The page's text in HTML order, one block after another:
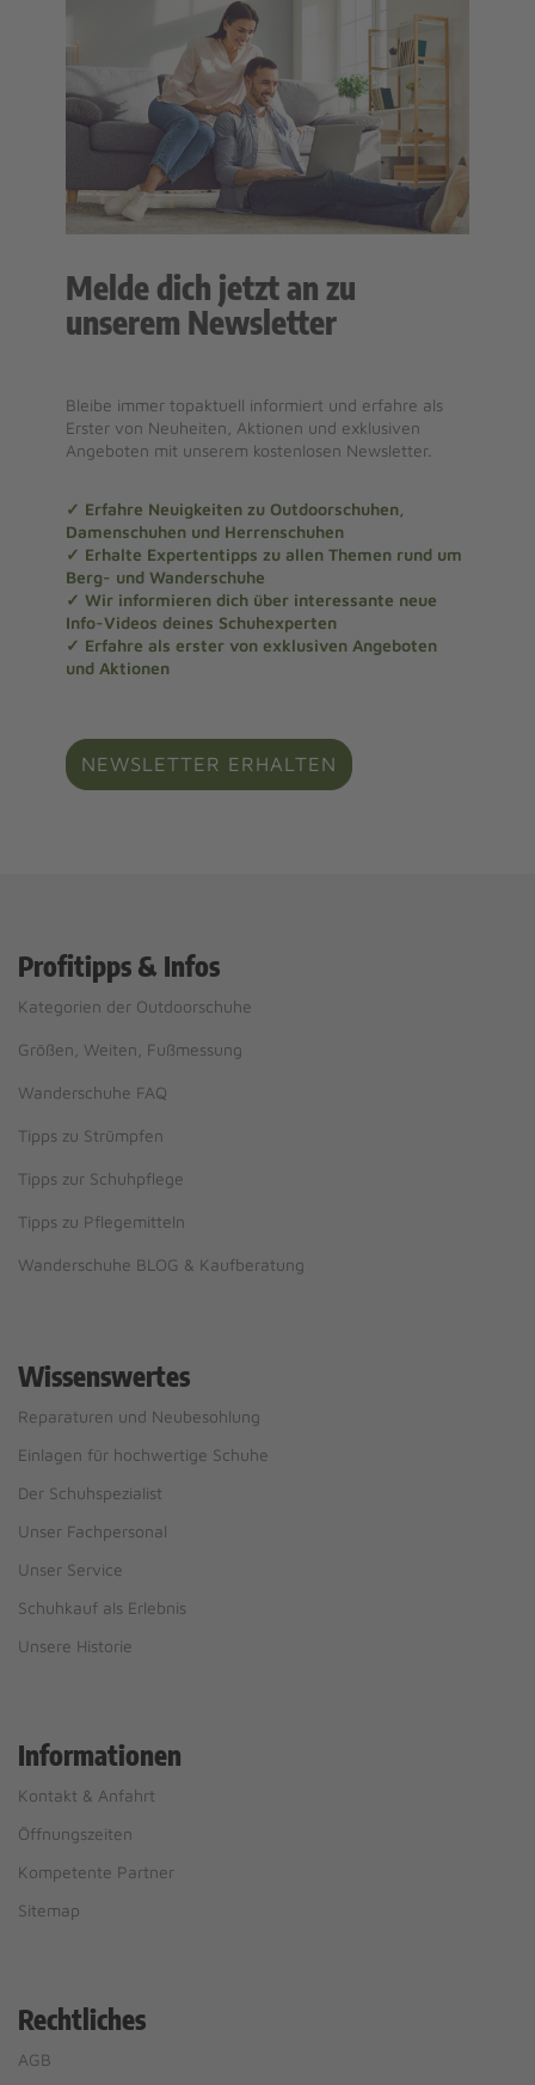
Melde dich jetzt an zu
unserem Newsletter
Bleibe immer topaktuell informiert und erfahre als
Erster von Neuheiten, Aktionen und exklusiven
Angeboten mit unserem kostenlosen Newsletter.
✓ Erfahre Neuigkeiten zu Outdoorschuhen,
Damenschuhen und Herrenschuhen
✓ Erhalte Expertentipps zu allen Themen rund um
Berg- und Wanderschuhe
✓ Wir informieren dich über interessante neue
Info-Videos deines Schuhexperten
✓ Erfahre als erster von exklusiven Angeboten
und Aktionen
NEWSLETTER ERHALTEN
Profitipps & Infos
Kategorien der Outdoorschuhe
Größen, Weiten, Fußmessung
Wanderschuhe FAQ
Tipps zu Strümpfen
Tipps zur Schuhpflege
Tipps zu Pflegemitteln
Wanderschuhe BLOG & Kaufberatung
Wissenswertes
Reparaturen und Neubesohlung
Einlagen für hochwertige Schuhe
Der Schuhspezialist
Unser Fachpersonal
Unser Service
Schuhkauf als Erlebnis
Unsere Historie
Informationen
Kontakt & Anfahrt
Öffnungszeiten
Kompetente Partner
Sitemap
Rechtliches
AGB